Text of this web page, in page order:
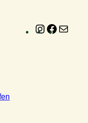
Instagram